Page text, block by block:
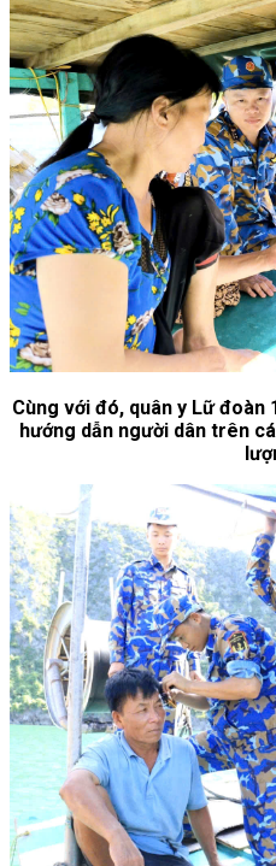
Cùng với đó, quân y Lữ đoàn
hướng dẫn người dân trên